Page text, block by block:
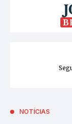
NOTÍCIAS